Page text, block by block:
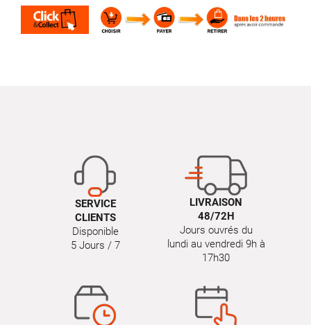
SERVICE
CLIENTS
Disponible
5 Jours / 7
LIVRAISON
48/72H
Jours ouvrés du
lundi au vendredi 9h à
17h30